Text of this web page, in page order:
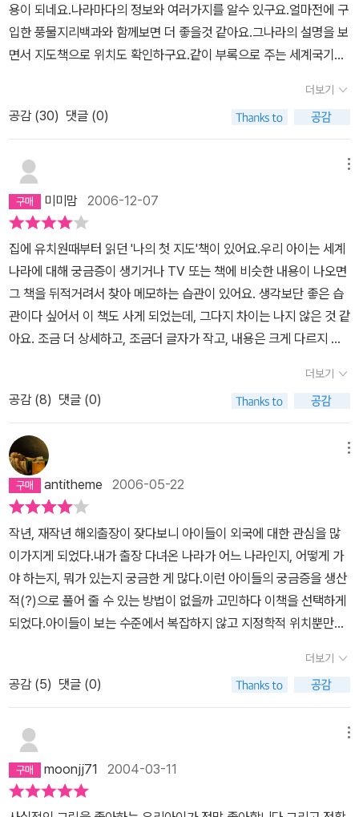
용이 되네요.나라마다의 정보와 여러가지를 알수 있구요.얼마전에 구
입한 풍물지리백과와 함께보면 더 좋을것 같아요.그나라의 설명을 보
면서 지도책으로 위치도 확인하구요.같이 부록으로 주는 세계국기는
옆에는 우리나라 지도도 붙여두었지요. 간단하지만, 어린딸이 보기에
는 좋더군요.너무 복잡한 지도는 아이에게 조금 부담이 되는지 잘 보
지 않더라구요.아이방이 여러가지 지도들로 가득차 있어요.아이가 궁
굼해하는 나라가 있으면, 찾아보기도 쉽고, 활용도가 높아요.
더보기
공감 (30) 댓글 (0)
미미맘 2006-12-07
집에 유치원때부터 읽던 '나의 첫 지도'책이 있어요.우리 아이는 세계
나라에 대해 궁금증이 생기거나 TV 또는 책에 비슷한 내용이 나오면
그 책을 뒤적거려서 찾아 메모하는 습관이 있어요. 생각보단 좋은 습
관이다 싶어서 이 책도 사게 되었는데, 그다지 차이는 나지 않은 것 같
아요. 조금 더 상세하고, 조금더 글자가 작고, 내용은 크게 다르지 않
구려 역사다, 발해 역사다 하면서 미디어에서 떠드니깐 역사지도를
많이 보고 싶어해서 모학습지사에서 무료배포 받았는데, 하루종일 들
고 다니면서 물어보는통에 머리가 아파요. 사실 우리 세대도 고구려
나 발해가 어디까지 있었는지 잘 모르쟎아요??? 고등학교까지 지리
다 세계사다 공부하면서도 사실 우리는 지도에 약한데, 아이들은 재
미가 있나봐요. 자꾸 그려보고 읽어보고... 저보다 지식이 더 많은 것
같으네요... 좋은 책이예요. 꼭 방학때 한번쯤 읽고 공부해 봄직하네
요. 조카가 비싼 교구에 선생님까지 붙여서 그려서 공부하던 거랑 크
게 다르지 않은데, 1/100 가격에 재미있게 하니깐 좋으네요.
더보기
공감 (8) 댓글 (0)
antitheme 2006-05-22
작년, 재작년 해외출장이 잦다보니 아이들이 외국에 대한 관심을 많
이가지게 되었다.내가 출장 다녀온 나라가 어느 나라인지, 어떻게 가
야 하는지, 뭐가 있는지 궁금한 게 많다.이런 아이들의 궁금증을 생산
적(?)으로 풀어 줄 수 있는 방법이 없을까 고민하다 이책을 선택하게
되었다.아이들이 보는 수준에서 복잡하지 않고 지정학적 위치뿐만이
다.다만 아쉬운 점은 유럽 중심의 내용이 걸린다.영국에서 만들어진
책이라고 들었는데 전체적인 내용이 유럽 중심이고 나머지 대륙의 국
가에 대해서는 그 내용이 빈약한 점만 고쳐진다면 좋으련만...
더보기
공감 (5) 댓글 (0)
moonjj71 2004-03-11